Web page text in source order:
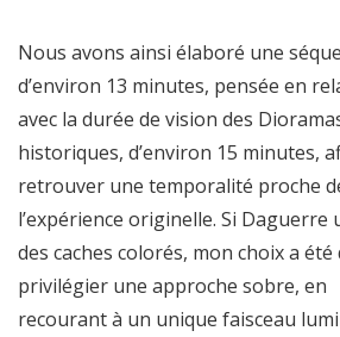
Nous avons ainsi élaboré une
d’environ 13 minutes, pensée en
avec la durée de vision des
historiques, d’environ 15 minutes,
retrouver une temporalité proche
l’expérience originelle. Si Daguerre
des caches colorés, mon choix a été
privilégier une approche sobre, en
recourant à un unique faisceau